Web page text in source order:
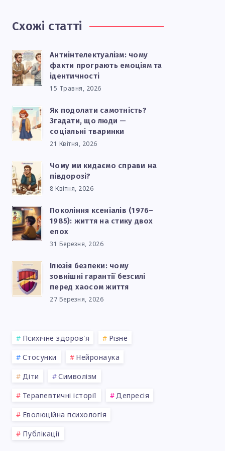
Схожі статті
Антиінтелектуалізм: чому
факти програють емоціям та
ідентичності
15 Травня, 2026
Як подолати самотність?
Згадати, що люди —
соціальні тваринки
21 Квітня, 2026
Чому ми кидаємо справи на
півдорозі?
8 Квітня, 2026
Покоління ксеніалів (1976–
1985): життя на стику двох
епох
31 Березня, 2026
Ілюзія безпеки: чому
зовнішні гарантії безсилі
перед хаосом життя
27 Березня, 2026
Психічне здоров'я
Різне
Стосунки
Нейронаука
Діти
Символізм
Терапевтичні історії
Депресія
Еволюційна психологія
Публікації